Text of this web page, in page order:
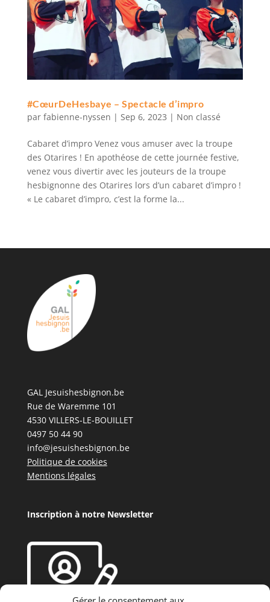
#CœurDeHesbaye – Spectacle d’impro
par fabienne-nyssen | Sep 6, 2023 | Non classé
Cabaret d’impro Venez vous amuser avec la troupe
des Otarires ! En apothéose de cette journée festive,
venez vous divertir avec les jouteurs de la troupe
hesbignonne des Otarires lors d’un cabaret d’impro !
« Le cabaret d’impro, c’est la forme la...
GAL Jesuishesbignon.be
Rue de Waremme 101
4530 VILLERS-LE-BOUILLET
0497 50 44 90
info@jesuishesbignon.be
Politique de cookies
Mentions légales
Inscription à notre Newsletter